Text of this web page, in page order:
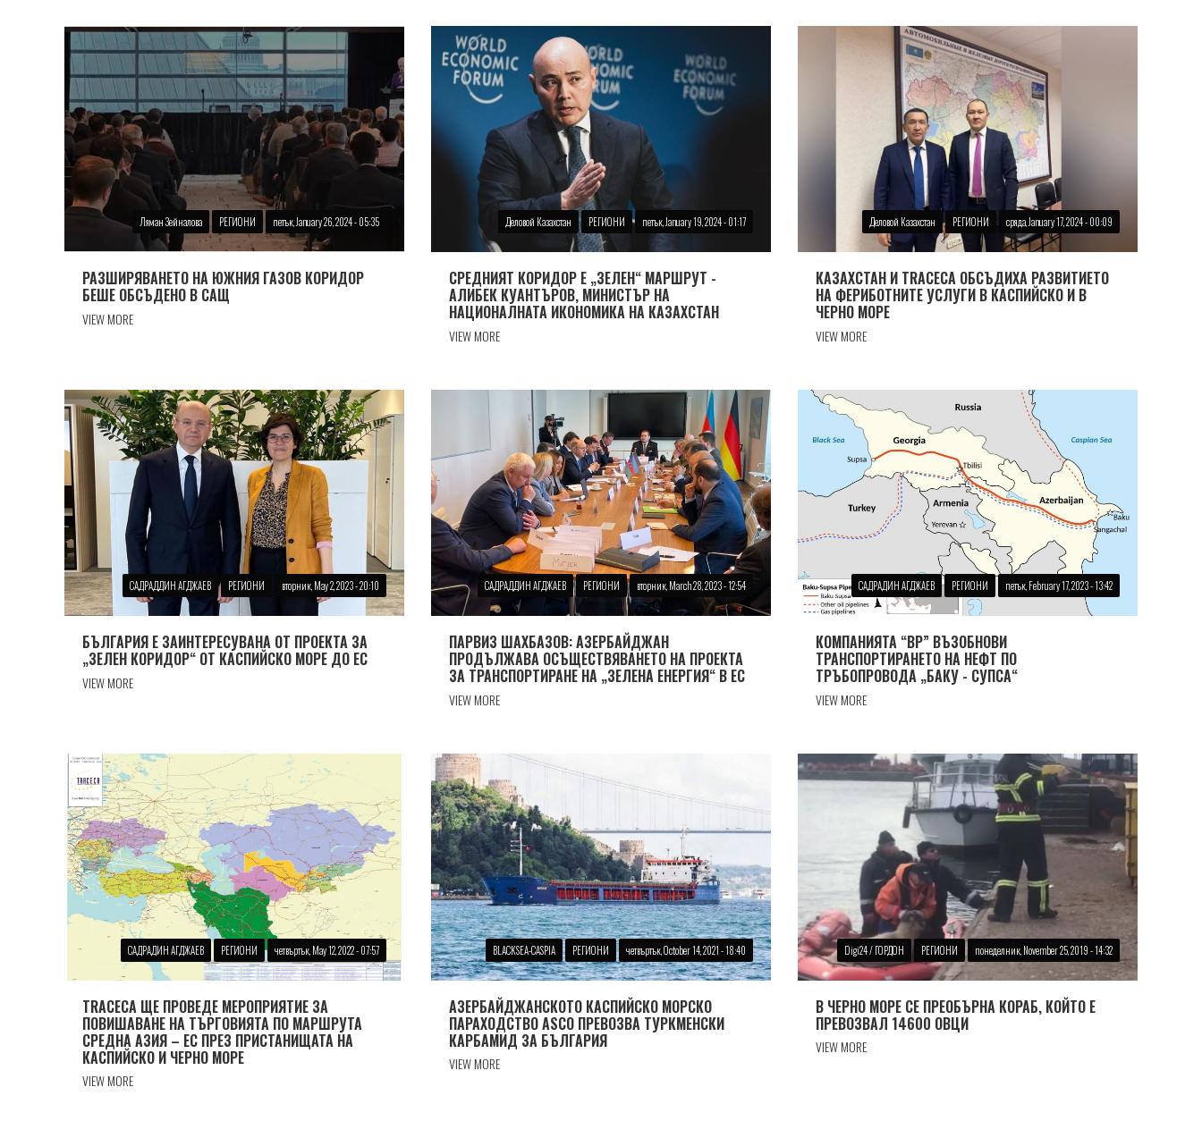
Ляман Зейналова РЕГИОНИ петък, January 26, 2024 - 05:35
РАЗШИРЯВАНЕТО НА ЮЖНИЯ ГАЗОВ КОРИДОР
БЕШЕ ОБСЪДЕНО В САЩ
VIEW MORE
Деловой Казахстан РЕГИОНИ петък, January 19, 2024 - 01:17
СРЕДНИЯТ КОРИДОР Е „ЗЕЛЕН“ МАРШРУТ -
АЛИБЕК КУАНТЪРОВ, МИНИСТЪР НА
НАЦИОНАЛНАТА ИКОНОМИКА НА КАЗАХСТАН
VIEW MORE
Деловой Казахстан РЕГИОНИ сряда, January 17, 2024 - 00:09
КАЗАХСТАН И TRACECA ОБСЪДИХА РАЗВИТИЕТО
НА ФЕРИБОТНИТЕ УСЛУГИ В КАСПИЙСКО И В
ЧЕРНО МОРЕ
VIEW MORE
САДРАДДИН АГДЖАЕВ РЕГИОНИ вторник, May 2, 2023 - 20:10
БЪЛГАРИЯ Е ЗАИНТЕРЕСУВАНА ОТ ПРОЕКТА ЗА
„ЗЕЛЕН КОРИДОР“ ОТ КАСПИЙСКО МОРЕ ДО ЕС
VIEW MORE
САДРАДДИН АГДЖАЕВ РЕГИОНИ вторник, March 28, 2023 - 12:54
ПАРВИЗ ШАХБАЗОВ: АЗЕРБАЙДЖАН
ПРОДЪЛЖАВА ОСЪЩЕСТВЯВАНЕТО НА ПРОЕКТА
ЗА ТРАНСПОРТИРАНЕ НА „ЗЕЛЕНА ЕНЕРГИЯ“ В ЕС
VIEW MORE
САДРАДИН АГДЖАЕВ РЕГИОНИ петък, February 17, 2023 - 13:42
КОМПАНИЯТА “BP” ВЪЗОБНОВИ
ТРАНСПОРТИРАНЕТО НА НЕФТ ПО
ТРЪБОПРОВОДА „БАКУ - СУПСА“
VIEW MORE
САДРАДИН АГДЖАЕВ РЕГИОНИ четвъртък, May 12, 2022 - 07:57
TRACECA ЩЕ ПРОВЕДЕ МЕРОПРИЯТИЕ ЗА
ПОВИШАВАНЕ НА ТЪРГОВИЯТА ПО МАРШРУТА
СРЕДНА АЗИЯ – ЕС ПРЕЗ ПРИСТАНИЩАТА НА
КАСПИЙСКО И ЧЕРНО МОРЕ
VIEW MORE
BLACKSEA-CASPIA РЕГИОНИ четвъртък, October 14, 2021 - 18:40
АЗЕРБАЙДЖАНСКОТО КАСПИЙСКО МОРСКО
ПАРАХОДСТВО ASCO ПРЕВОЗВА ТУРКМЕНСКИ
КАРБАМИД ЗА БЪЛГАРИЯ
VIEW MORE
Digi24 / ГОРДОН РЕГИОНИ понеделник, November 25, 2019 - 14:32
В ЧЕРНО МОРЕ СЕ ПРЕОБЪРНА КОРАБ, КОЙТО Е
ПРЕВОЗВАЛ 14600 ОВЦИ
VIEW MORE